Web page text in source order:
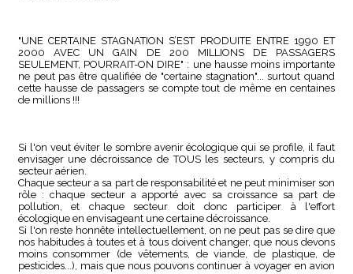
"UNE CERTAINE STAGNATION S’EST PRODUITE ENTRE 1990 ET
2000 AVEC UN GAIN DE 200 MILLIONS DE PASSAGERS
SEULEMENT, POURRAIT-ON DIRE" : une hausse moins importante
ne peut pas être qualifiée de "certaine stagnation"... surtout quand
cette hausse de passagers se compte tout de même en centaines
de millions !!!
Si l'on veut éviter le sombre avenir écologique qui se profile, il faut
envisager une décroissance de TOUS les secteurs, y compris du
secteur aérien.
Chaque secteur a sa part de responsabilité et ne peut minimiser son
rôle : chaque secteur a apporté avec sa croissance sa part de
pollution, et chaque secteur doit donc participer à l'effort
écologique en envisageant une certaine décroissance.
Si l'on reste honnête intellectuellement, on ne peut pas se dire que
nos habitudes à toutes et à tous doivent changer, que nous devons
moins consommer (de vêtements, de viande, de plastique, de
pesticides...), mais que nous pouvons continuer à voyager en avion